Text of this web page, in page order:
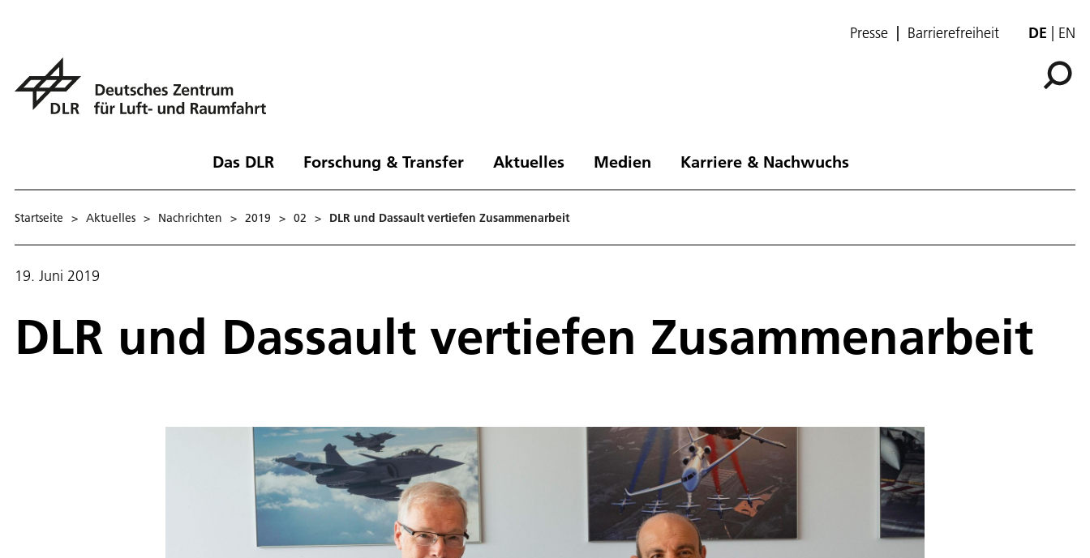
Presse Barrierefreiheit DE EN
Das DLR Forschung & Transfer Aktuelles Medien Karriere & Nachwuchs
Startseite > Aktuelles > Nachrichten > 2019 > 02 > DLR und Dassault vertiefen Zusammenarbeit
19. Juni 2019
DLR und Dassault vertiefen Zusammenarbeit